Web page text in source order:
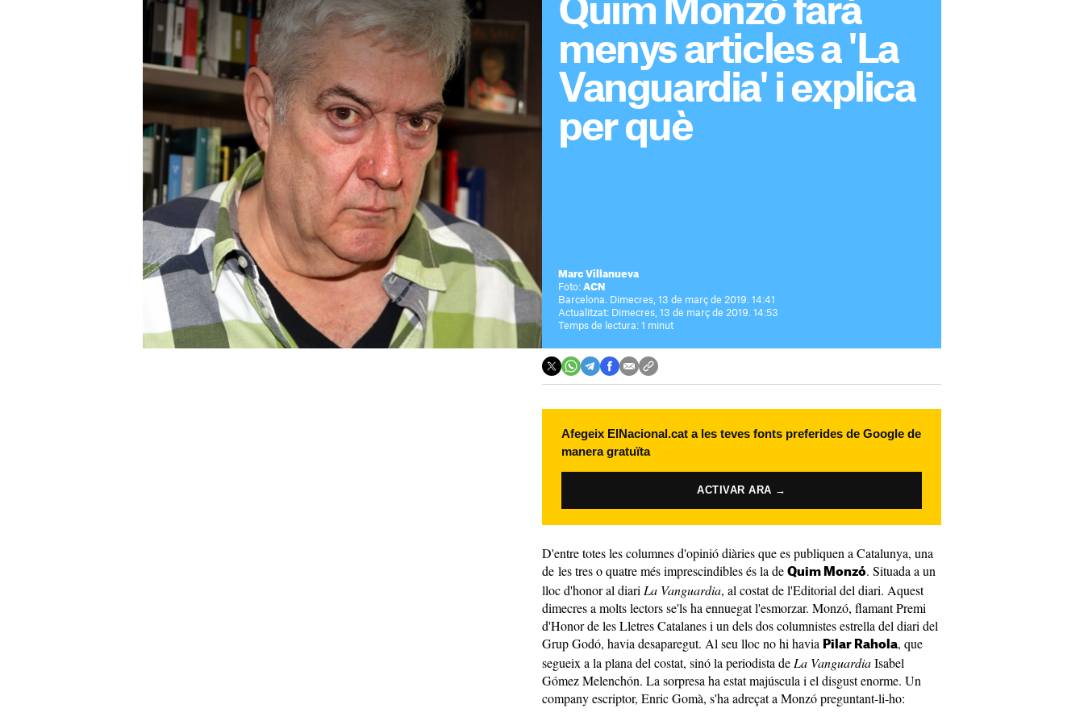
Quim Monzó farà
menys articles a 'La
Vanguardia' i explica
per què
Marc Villanueva
Foto: ACN
Barcelona. Dimecres, 13 de març de 2019. 14:41
Actualitzat: Dimecres, 13 de març de 2019. 14:53
Temps de lectura: 1 minut
Afegeix ElNacional.cat a les teves fonts preferides de Google de
manera gratuïta
ACTIVAR ARA →
D'entre totes les columnes d'opinió diàries que es publiquen a Catalunya, una
de les tres o quatre més imprescindibles és la de Quim Monzó. Situada a un
lloc d'honor al diari La Vanguardia, al costat de l'Editorial del diari. Aquest
dimecres a molts lectors se'ls ha ennuegat l'esmorzar. Monzó, flamant Premi
d'Honor de les Lletres Catalanes i un dels dos columnistes estrella del diari del
Grup Godó, havia desaparegut. Al seu lloc no hi havia Pilar Rahola, que
segueix a la plana del costat, sinó la periodista de La VanguardiaIsabel
Gómez Melenchón. La sorpresa ha estat majúscula i el disgust enorme. Un
company escriptor, Enric Gomà, s'ha adreçat a Monzó preguntant-li-ho: